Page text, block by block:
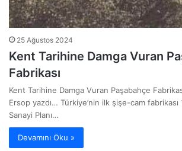
25 Ağustos 2024
Kent Tarihine Damga Vuran
Fabrikası
Kent Tarihine Damga Vuran Paşabahçe
Ersop yazdı… Türkiye’nin ilk şişe-cam fabrikası
Sanayi Planı…
Devamını Oku »